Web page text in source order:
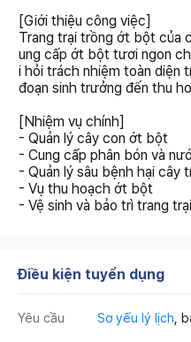
[Giới thiệu công việc]
Trang trại trồng ớt bột của
ung cấp ớt bột tươi ngon
i hỏi trách nhiệm toàn diện
đoạn sinh trưởng đến thu
[Nhiệm vụ chính]
- Quản lý cây con ớt bột
- Cung cấp phân bón và
- Quản lý sâu bệnh hại cây
- Vụ thu hoạch ớt bột
- Vệ sinh và bảo trì trang trại
Điều kiện tuyển dụng
Yêu cầu Sơ yếu lý lịch ,